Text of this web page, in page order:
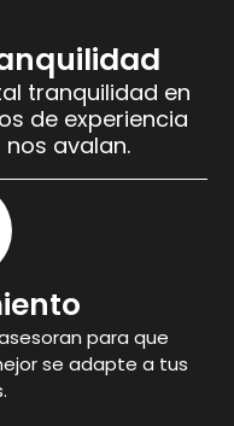
tranquilidad en
de experiencia
avalan.
para que
se adapte a tus